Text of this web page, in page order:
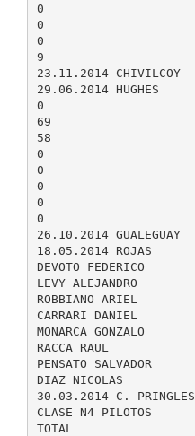
0
0
0
9
23.11.2014 CHIVILCOY
29.06.2014 HUGHES
0
69
58
0
0
0
0
0
26.10.2014 GUALEGUAY
18.05.2014 ROJAS
DEVOTO FEDERICO
LEVY ALEJANDRO
ROBBIANO ARIEL
CARRARI DANIEL
MONARCA GONZALO
RACCA RAUL
PENSATO SALVADOR
DIAZ NICOLAS
30.03.2014 C. PRINGLES
CLASE N4 PILOTOS
TOTAL